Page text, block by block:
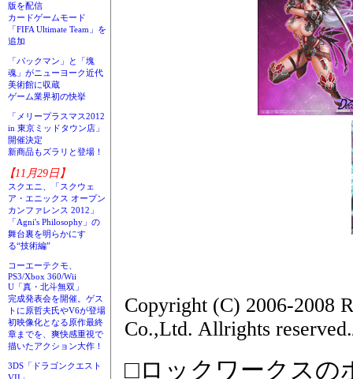
版を配信
カードゲームモード
「FIFA Ultimate Team」を
追加
「パックマン」と「塊
魂」がニューヨーク近代
美術館に収蔵
ゲーム業界初の快挙
「メリープラスマス2012
in 東京ミッドタウン店」
開催決定
新商品もズラリと登場！
【11月29日】
スクエニ、「スクウェ
ア・エニックス オープン
カンファレンス 2012」
「Agni's Philosophy」の
舞台裏を明らかにす
る“技術編”
コーエーテクモ、
PS3/Xbox 360/Wii
U「真・北斗無双」
完成発表会を開催。ゲス
トに原哲夫氏やV6が登場
初映像化となる原作最終
章までを、爽快感重視で
描いたアクション大作！
3DS「ドラゴンクエスト
Copyright (C) 2006-2008
Co.,Ltd. Allrights
□ロックワークスの